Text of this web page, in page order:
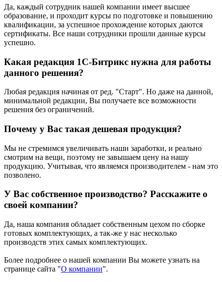
Да, каждый сотрудник нашей компании имеет высшее
образование, и проходит курсы по подготовке и повышению
квалификации, за успешное прохождение которых даются
сертификаты. Все наши сотрудники прошли данные курсы
успешно.
Какая редакция 1С-Битрикс нужна для работы
данного решения?
Любая редакция начиная от ред. "Старт". Но даже на данной,
минимальной редакции, Вы получаете все возможности
решения без ограничений.
Почему у Вас такая дешевая продукция?
Мы не стремимся увеличивать наши заработки, и реально
смотрим на вещи, поэтому не завышаем цену на нашу
продукцию. Учитывая, что являемся производителем - нам это
позволено.
У Вас собственное производство? Расскажите о
своей компании?
Да, наша компания обладает собственным цехом по сборке
готовых комплектующих, а так-же у нас несколько
производств этих самых комплектующих.
Более подробнее о нашей компании Вы можете узнать на
странице сайта "О компании".